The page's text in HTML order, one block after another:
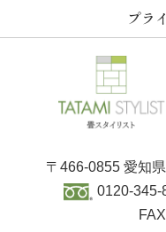
プラ
〒466-0855 愛知
0120-345-